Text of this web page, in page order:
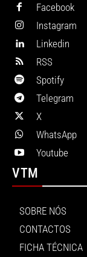
Facebook
Instagram
Linkedin
RSS
Spotify
Telegram
X
WhatsApp
Youtube
VTM
SOBRE NÓS
CONTACTOS
FICHA TÉCNICA